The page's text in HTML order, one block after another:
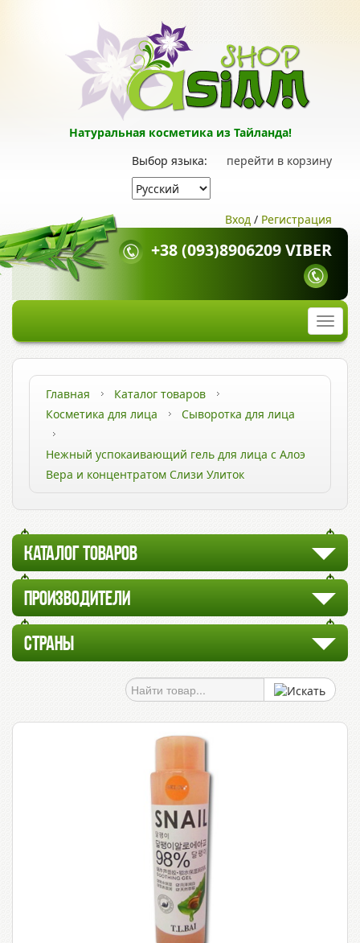
Натуральная косметика из Тайланда!
перейти в корзину
Выбор языка:
Вход / Регистрация
+38 (093)8906209 VIBER
Главная
Каталог товаров
Косметика для лица
Сыворотка для лица
Нежный успокаивающий гель для лица с Алоэ
Вера и концентратом Слизи Улиток
КАТАЛОГ ТОВАРОВ
ПРОИЗВОДИТЕЛИ
СТРАНЫ